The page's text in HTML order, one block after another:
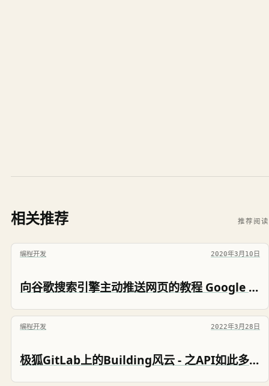
相关推荐 推荐阅读
编程开发 2020年3月10日
向谷歌搜索引擎主动推送网页的教程 Google Indexing API 接口实现
编程开发 2022年3月28日
极狐GitLab上的Building风云 - 之API如此多娇 JIHULAB 101